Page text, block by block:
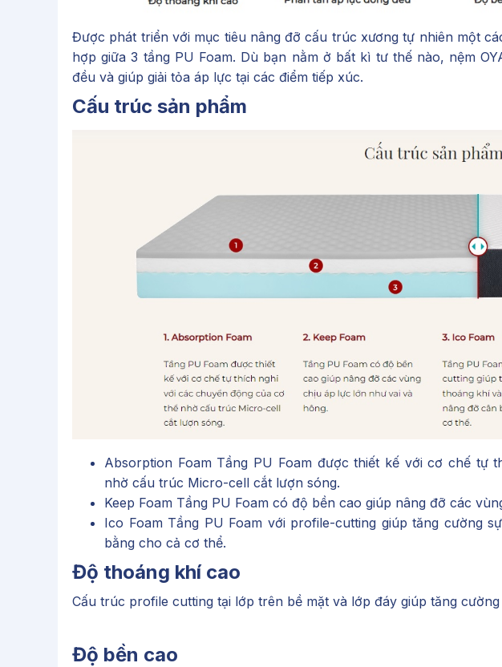
Được phát triển với mục tiêu nâng đỡ cấu trúc xương tự nhiên một
hợp giữa 3 tầng PU Foam. Dù bạn nằm ở bất kì tư thế nào, nệm
đều và giúp giải tỏa áp lực tại các điểm tiếp xúc.
Cấu trúc sản phẩm
Absorption Foam Tầng PU Foam được thiết kế với cơ chế tự
nhờ cấu trúc Micro-cell cắt lượn sóng.
Keep Foam Tầng PU Foam có độ bền cao giúp nâng đỡ các
Ico Foam Tầng PU Foam với profile-cutting giúp tăng cường
bằng cho cả cơ thể.
Độ thoáng khí cao
Cấu trúc profile cutting tại lớp trên bề mặt và lớp đáy giúp tăng
Độ bền cao